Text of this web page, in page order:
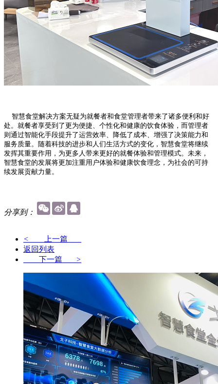
智慧食堂解决方案无疑为就餐者和食堂管理者带来了诸多便利和好
处。就餐者享受到了更为便捷、个性化和健康的饮食体验，而管理者
则通过智能化手段提升了运营效率、降低了成本、增强了决策能力和
服务质量。随着科技的进步和人们生活方式的变化，智慧食堂将继续
发挥其重要作用，为更多人带来更好的就餐体验和管理模式。未来，
智慧食堂的发展将更加注重用户体验和健康饮食理念，为社会的可持
续发展贡献力量。
分享到：
< 上一篇
返回列表
下一篇 >